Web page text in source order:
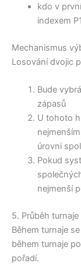
kdo v
indexem
Mechanismus
Losování dvojic
Bude
zápasů
U tohoto
úrovni
Pokud
nejmenší
5. Průběh turnaje
Během turnaje
během turnaje
pořadí.